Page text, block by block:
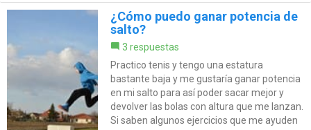
¿Cómo puedo ganar potencia de
salto?
3 respuestas
Practico tenis y tengo una estatura
bastante baja y me gustaría ganar potencia
en mi salto para así poder sacar mejor y
devolver las bolas con altura que me lanzan.
Si saben algunos ejercicios que me ayuden